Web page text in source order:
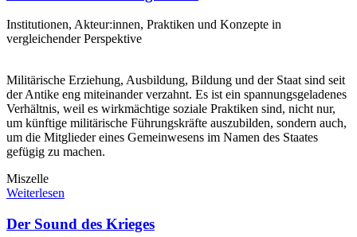
Institutionen, Akteur:innen, Praktiken und Konzepte in
vergleichender Perspektive
Militärische Erziehung, Ausbildung, Bildung und der Staat sind seit
der Antike eng miteinander verzahnt. Es ist ein spannungsgeladenes
Verhältnis, weil es wirkmächtige soziale Praktiken sind, nicht nur,
um künftige militärische Führungskräfte auszubilden, sondern auch,
um die Mitglieder eines Gemeinwesens im Namen des Staates
gefügig zu machen.
Miszelle
Weiterlesen
Der Sound des Krieges